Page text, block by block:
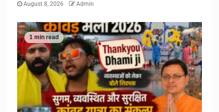
August 8, 2026 Admin
1 min read